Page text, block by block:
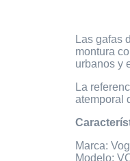
Las gafas
montura
urbanos y
La
atemporal
Marca:
Modelo: